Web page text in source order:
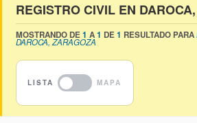
REGISTRO CIVIL EN
MOSTRANDO DE1 A1 DE1 RESULTADO PARA
DAROCA, ZARAGOZA